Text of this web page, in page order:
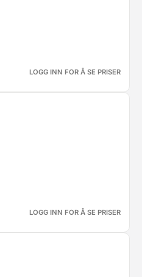
LOGG INN FOR Å SE PRISER
LOGG INN FOR Å SE PRISER